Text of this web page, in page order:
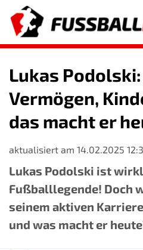
Lukas
Vermögen,
das macht er
aktualisiert am 14.02.2025
Lukas Podolski ist
Fußballlegende! Doch
seinem aktiven
und was macht er